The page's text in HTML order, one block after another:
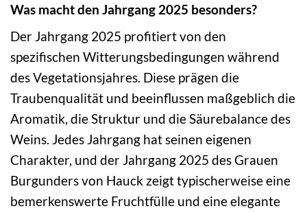
Was macht den Jahrgang 2025 besonders?
Der Jahrgang 2025 profitiert von den
spezifischen Witterungsbedingungen während
des Vegetationsjahres. Diese prägen die
Traubenqualität und beeinflussen maßgeblich die
Aromatik, die Struktur und die Säurebalance des
Weins. Jedes Jahrgang hat seinen eigenen
Charakter, und der Jahrgang 2025 des Grauen
Burgunders von Hauck zeigt typischerweise eine
bemerkenswerte Fruchtfülle und eine elegante